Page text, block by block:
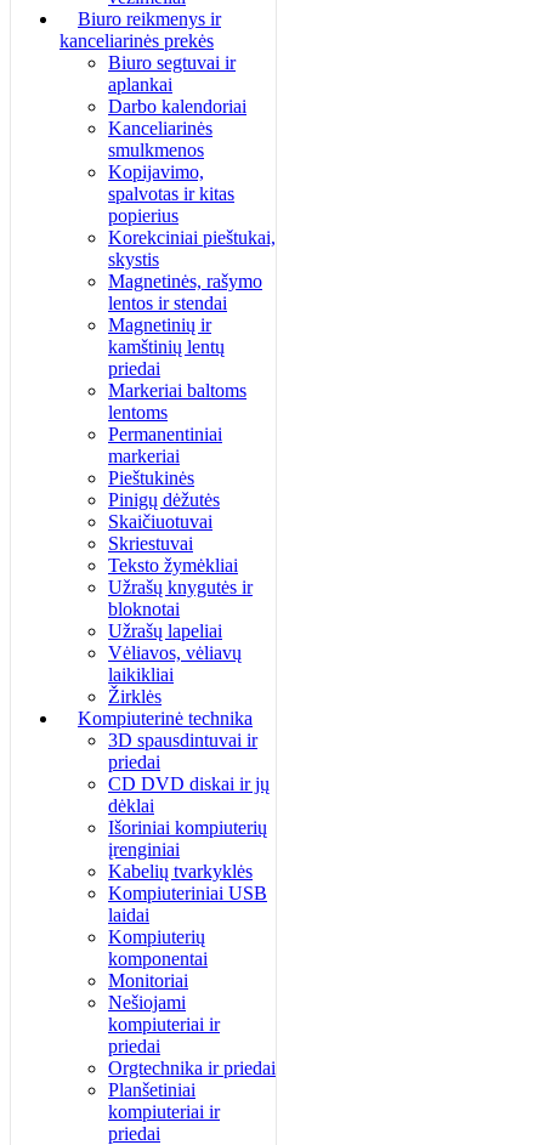
Biuro reikmenys ir
kanceliarinės prekės
Biuro segtuvai ir
aplankai
Darbo kalendoriai
Kanceliarinės
smulkmenos
Kopijavimo,
spalvotas ir kitas
popierius
Korekciniai pieštukai,
skystis
Magnetinės, rašymo
lentos ir stendai
Magnetinių ir
kamštinių lentų
priedai
Markeriai baltoms
lentoms
Permanentiniai
markeriai
Pieštukinės
Pinigų dėžutės
Skaičiuotuvai
Skriestuvai
Teksto žymėkliai
Užrašų knygutės ir
bloknotai
Užrašų lapeliai
Vėliavos, vėliavų
laikikliai
Žirklės
Kompiuterinė technika
3D spausdintuvai ir
priedai
CD DVD diskai ir jų
dėklai
Išoriniai kompiuterių
įrenginiai
Kabelių tvarkyklės
Kompiuteriniai USB
laidai
Kompiuterių
komponentai
Monitoriai
Nešiojami
kompiuteriai ir
priedai
Orgtechnika ir priedai
Planšetiniai
kompiuteriai ir
priedai